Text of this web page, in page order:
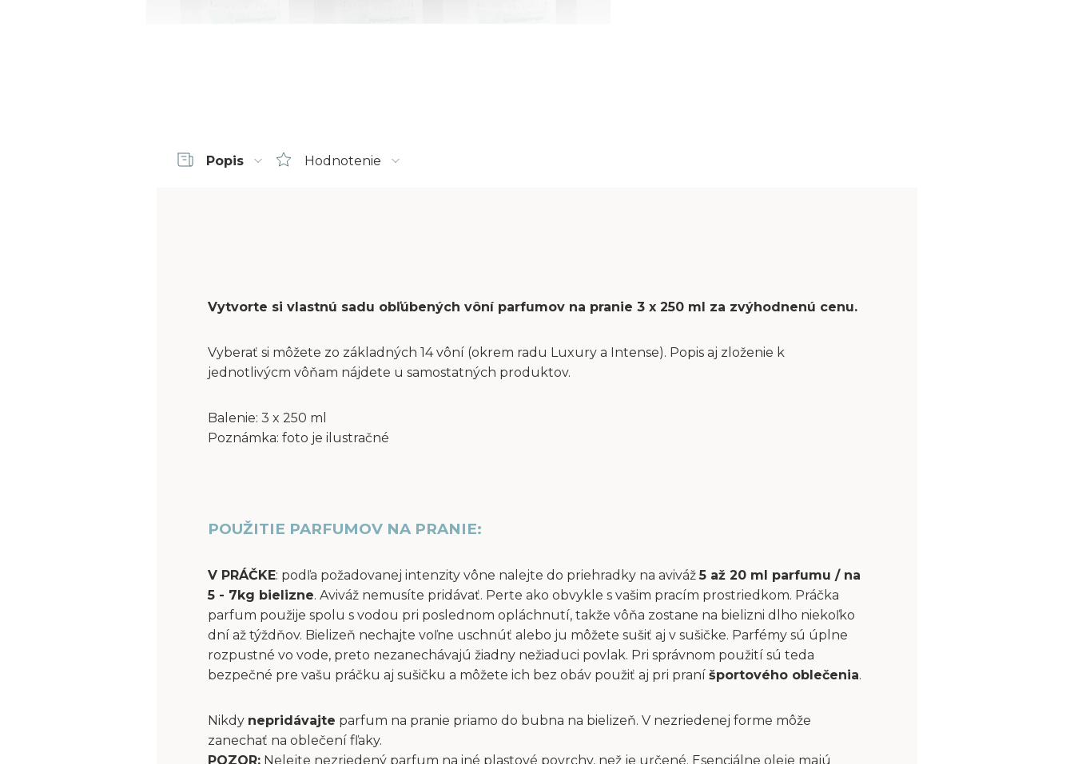
Popis Hodnotenie
Vytvorte si vlastnú sadu obľúbených vôní parfumov na pranie 3 x 250 ml za zvýhodnenú cenu.
Vyberať si môžete zo základných 14 vôní (okrem radu Luxury a Intense). Popis aj zloženie k
jednotlivýcm vôňam nájdete u samostatných produktov.
Balenie: 3 x 250 ml
Poznámka: foto je ilustračné
POUŽITIE PARFUMOV NA PRANIE:
V PRÁČKE: podľa požadovanej intenzity vône nalejte do priehradky na aviváž5 až 20 ml parfumu / na
5 - 7kg bielizne. Aviváž nemusíte pridávať. Perte ako obvykle s vašim pracím prostriedkom. Práčka
parfum použije spolu s vodou pri poslednom opláchnutí, takže vôňa zostane na bielizni dlho niekoľko
dní až týždňov. Bielizeň nechajte voľne uschnúť alebo ju môžete sušiť aj v sušičke. Parfémy sú úplne
rozpustné vo vode, preto nezanechávajú žiadny nežiaduci povlak. Pri správnom použití sú teda
bezpečné pre vašu práčku aj sušičku a môžete ich bez obáv použiť aj pri praní športového oblečenia.
Nikdy nepridávajte parfum na pranie priamo do bubna na bielizeň. V nezriedenej forme môže
zanechať na oblečení fľaky.
POZOR:Nelejte nezriedený parfum na iné plastové povrchy, než je určené. Esenciálne oleje majú